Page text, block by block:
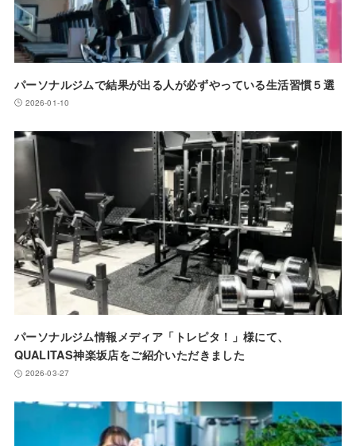
パーソナルジムで結果が出る人が必ずやっている生活習慣５選
2026-01-10
パーソナルジム情報メディア「トレピタ！」様にて、
QUALITAS神楽坂店をご紹介いただきました
2026-03-27